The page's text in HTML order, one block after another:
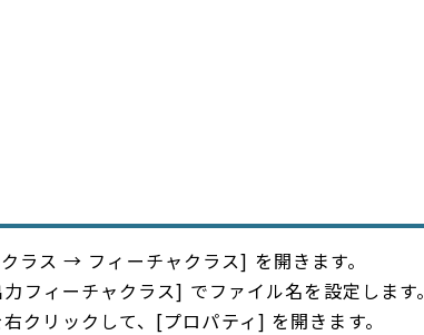
ス → フィーチャクラス] を開きます。
ィーチャクラス] でファイル名を設定します。
クリックして、[プロパティ] を開きます。